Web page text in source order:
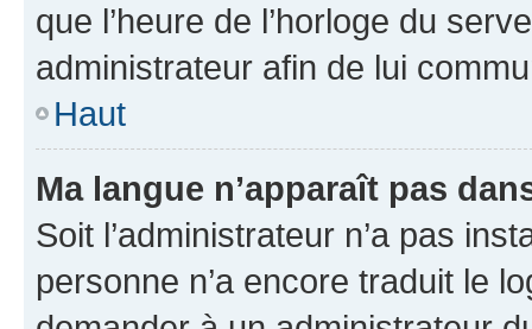
que l’heure de l’horloge du
administrateur afin de lui
Haut
Ma langue n’apparaît pas
Soit l’administrateur n’a pas
personne n’a encore traduit le